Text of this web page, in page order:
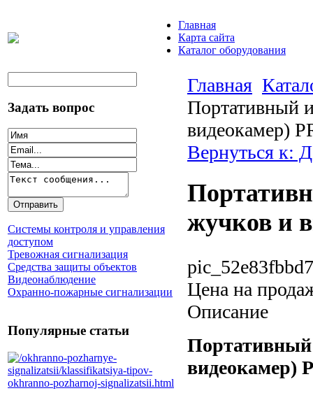
Главная
Карта сайта
Каталог оборудования
Задать вопрос
Системы контроля и управления
доступом
Тревожная сигнализация
Средства защиты объектов
Видеонаблюдение
Охранно-пожарные сигнализации
Популярные статьи
Главная
Портативный
видеокамер)
Вернуться к:
жучков и
Цена на
Описание
Портативный
видеокамер)